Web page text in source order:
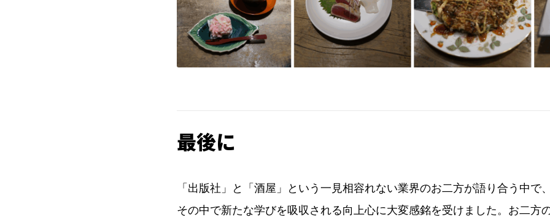
最後に
「出版社」と「酒屋」という一見相容れない業界のお二方が語り合う中で
その中で新たな学びを吸収される向上心に大変感銘を受けました。お二方